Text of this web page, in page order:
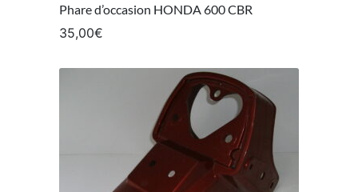
Phare d’occasion HONDA 600 CBR
35,00€